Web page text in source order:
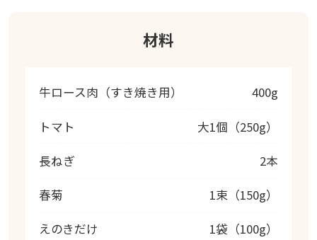
材料
牛ロース肉（すき焼き用） 400g
トマト 大1個（250g）
長ねぎ 2本
春菊 1束（150g）
えのきだけ 1袋（100g）